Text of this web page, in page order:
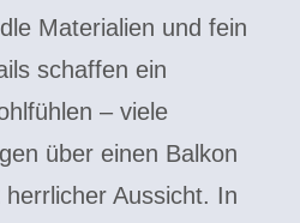
Materialien und fein
schaffen ein
– viele
über einen Balkon
Aussicht. In